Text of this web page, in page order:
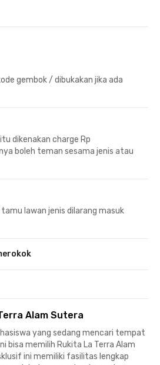
gembok / dibukakan jika ada
dikenakan charge Rp
boleh teman sesama jenis atau
lawan jenis dilarang masuk
Alam Sutera
yang sedang mencari tempat
bisa memilih Rukita La Terra Alam
ini memiliki fasilitas lengkap